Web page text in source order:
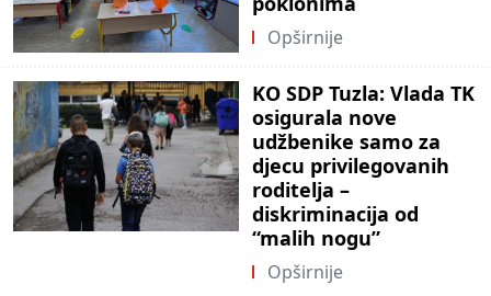
Opširnije
KO SDP Tuzla: Vlada TK
osigurala nove
udžbenike samo za
djecu privilegovanih
roditelja –
diskriminacija od
“malih nogu”
Opširnije